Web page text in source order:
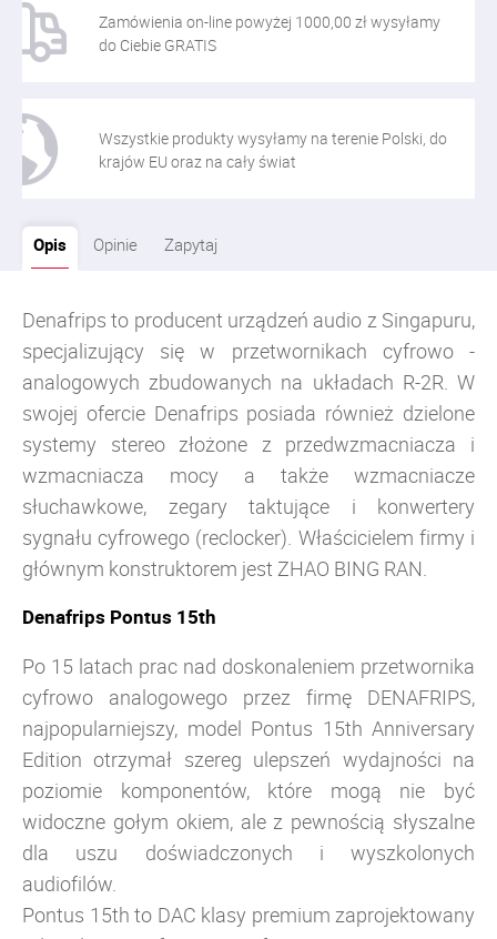
Zamówienia on-line powyżej 1000,00 zł wysyłamy
do Ciebie GRATIS
Wszystkie produkty wysyłamy na terenie Polski, do
krajów EU oraz na cały świat
Opis Opinie Zapytaj
Denafrips to producent urządzeń audio z Singapuru,
specjalizujący się w przetwornikach cyfrowo -
analogowych zbudowanych na układach R-2R. W
swojej ofercie Denafrips posiada również dzielone
systemy stereo złożone z przedwzmacniacza i
wzmacniacza mocy a także wzmacniacze
słuchawkowe, zegary taktujące i konwertery
sygnału cyfrowego (reclocker). Właścicielem firmy i
głównym konstruktorem jest ZHAO BING RAN.
Denafrips Pontus 15th
Po 15 latach prac nad doskonaleniem przetwornika
cyfrowo analogowego przez firmę DENAFRIPS,
najpopularniejszy, model Pontus 15th Anniversary
Edition otrzymał szereg ulepszeń wydajności na
poziomie komponentów, które mogą nie być
widoczne gołym okiem, ale z pewnością słyszalne
dla uszu doświadczonych i wyszkolonych
audiofilów.
Pontus 15th to DAC klasy premium zaprojektowany